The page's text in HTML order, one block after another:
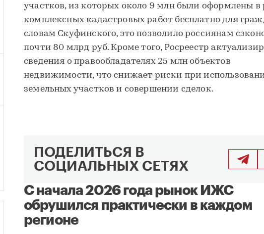
участков, из которых около 9 млн были оформлены в
комплексных кадастровых работ бесплатно для
словам Скуфинского, это позволило россиянам
почти 80 млрд руб. Кроме того, Росреестр
сведения о правообладателях 25 млн объектов
недвижимости, что снижает риски при
земельных участков и совершении сделок.
ПОДЕЛИТЬСЯ В
СОЦИАЛЬНЫХ СЕТЯХ
С начала 2026 года рынок ИЖС
обрушился практически в каждом
регионе